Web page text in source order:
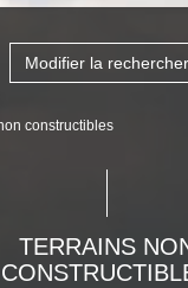
Modifier la rechercher
constructibles
TERRAINS